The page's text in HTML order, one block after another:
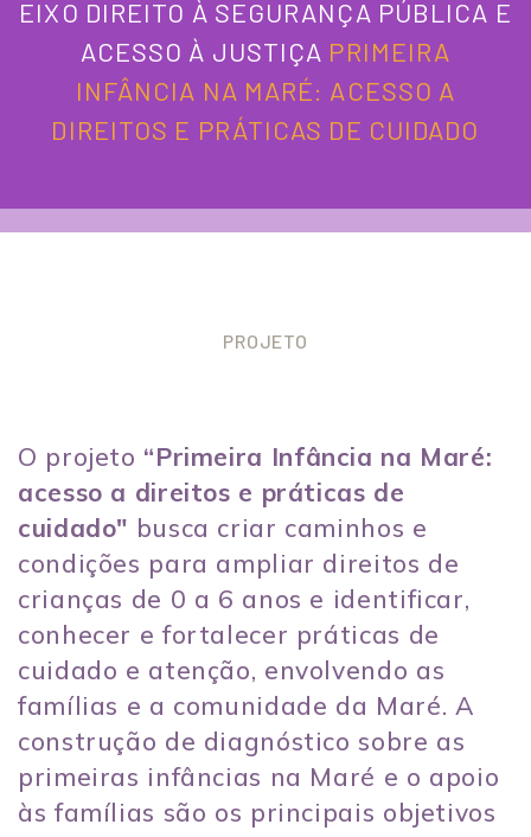
EIXO DIREITO À SEGURANÇA PÚBLICA E
ACESSO À JUSTIÇA PRIMEIRA
INFÂNCIA NA MARÉ: ACESSO A
DIREITOS E PRÁTICAS DE CUIDADO
PROJETO
O projeto “Primeira Infância na Maré:
acesso a direitos e práticas de
cuidado" busca criar caminhos e
condições para ampliar direitos de
crianças de 0 a 6 anos e identificar,
conhecer e fortalecer práticas de
cuidado e atenção, envolvendo as
famílias e a comunidade da Maré. A
construção de diagnóstico sobre as
primeiras infâncias na Maré e o apoio
às famílias são os principais objetivos